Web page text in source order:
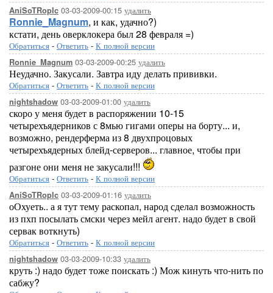
AniSoTRopIc 03-03-2009-00:15 удалить
Ronnie_Magnum, и как, удачно?)
кстати, день оверклокера был 28 февраля =)
Обратиться - Ответить - К полной версии
Ronnie_Magnum 03-03-2009-00:25 удалить
Неудачно. Закусали. Завтра иду делать прививки.
Обратиться - Ответить - К полной версии
nightshadow 03-03-2009-01:00 удалить
скоро у меня будет в распоряжении 10-15
четырехъядерников с 8мью гигами оперы на борту... и,
возможно, рендерферма из 8 двухпроцовых
четырехъядерных блейд-серверов... главное, чтобы при
разгоне они меня не закусали!!!
Обратиться - Ответить - К полной версии
AniSoTRopIc 03-03-2009-01:16 удалить
оОхуеть.. а я тут тему раскопал, народ сделал возможность
из пхп посылать смски через мейл агент. надо будет в свой
сервак воткнуть)
Обратиться - Ответить - К полной версии
nightshadow 03-03-2009-10:33 удалить
круть :) надо будет тоже поискать :) Мож кинуть что-нить по
сабжу?